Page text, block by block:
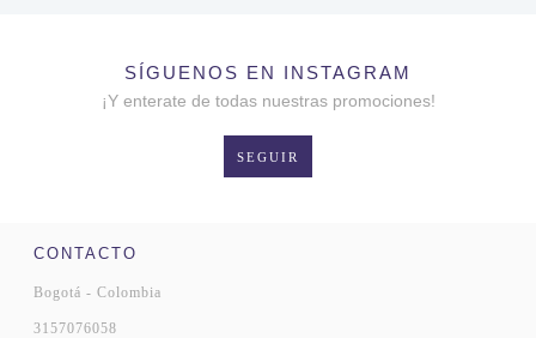
SÍGUENOS EN INSTAGRAM
¡Y enterate de todas nuestras promociones!
SEGUIR
CONTACTO
Bogotá - Colombia
3157076058